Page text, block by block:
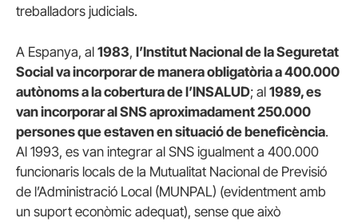
treballadors judicials.
A Espanya, al 1983, l’Institut Nacional de la Seguretat
Social va incorporar de manera obligatòria a 400.000
autònoms a la cobertura de l’INSALUD; al 1989, es
van incorporar al SNS aproximadament 250.000
persones que estaven en situació de beneficència.
Al 1993, es van integrar al SNS igualment a 400.000
funcionaris locals de la Mutualitat Nacional de Previsió
de l’Administració Local (MUNPAL) (evidentment amb
un suport econòmic adequat), sense que això